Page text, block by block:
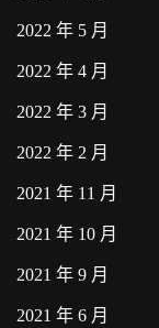
2022 年 5 月
2022 年 4 月
2022 年 3 月
2022 年 2 月
2021 年 11 月
2021 年 10 月
2021 年 9 月
2021 年 6 月